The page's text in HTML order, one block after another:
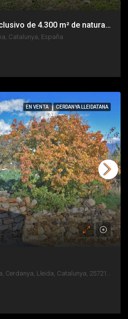
MERANGES, solar exclusivo de 4.300 m² de naturaleza y tranquilidad
Catalunya, España
EN VENTA CERDANYA LLEIDATANA